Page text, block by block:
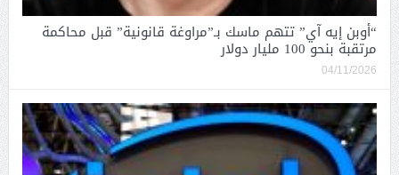
“أوبن إيه آي” تتهم ماسك بـ”مراوغة قانونية” قبل محاكمة
مرتقبة بنحو 100 مليار دولار
04/11/2026